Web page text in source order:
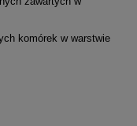
komórek w warstwie